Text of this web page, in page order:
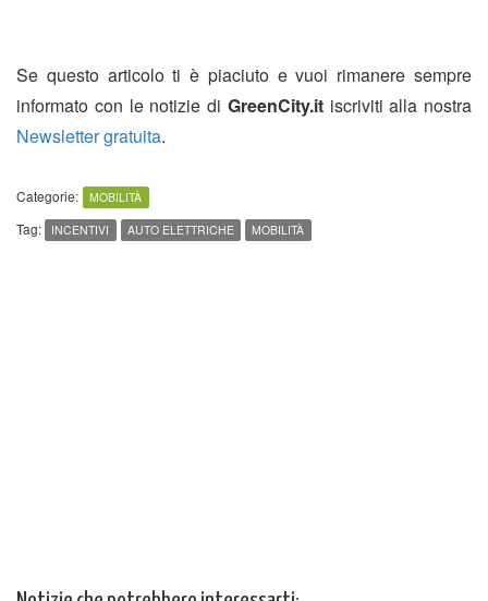
Se questo articolo ti è piaciuto e vuoi rimanere sempre
informato con le notizie di GreenCity.itiscriviti alla nostra
Newsletter gratuita.
Categorie: MOBILITÀ
Tag: INCENTIVI AUTO ELETTRICHE MOBILITÀ